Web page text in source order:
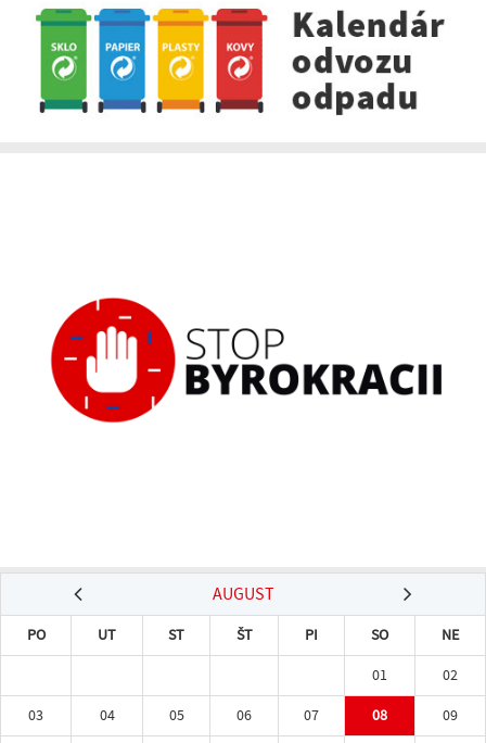
AUGUST
PO UT ST ŠT PI SO
NE
01
02
03
04 05 06 07 08
09